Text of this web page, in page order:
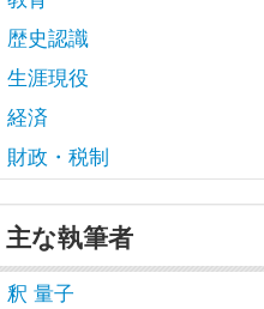
歴史認識
生涯現役
経済
財政・税制
主な執筆者
釈 量子